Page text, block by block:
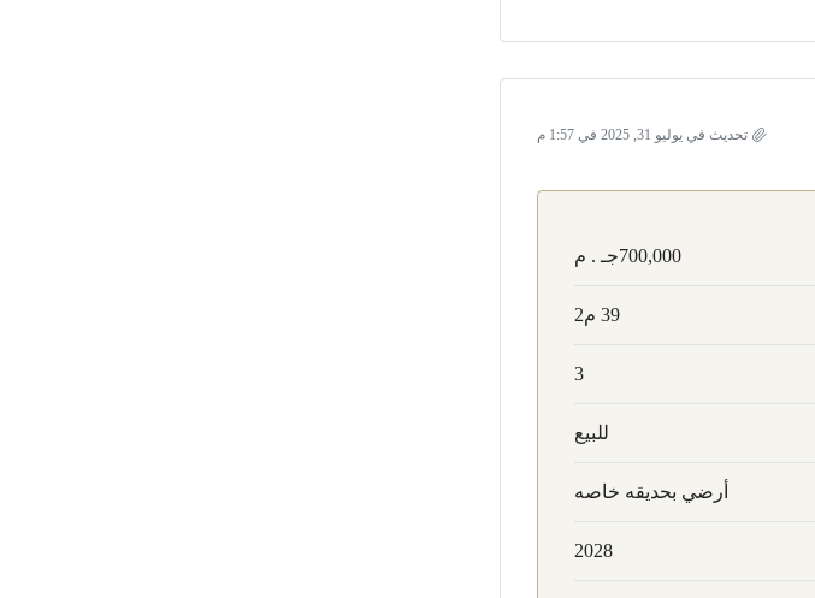
تحديث في يوليو 31, 2025 في 1:57 م
700,000جـ . م
39 م2
3
للبيع
أرضي بحديقه خاصه
2028